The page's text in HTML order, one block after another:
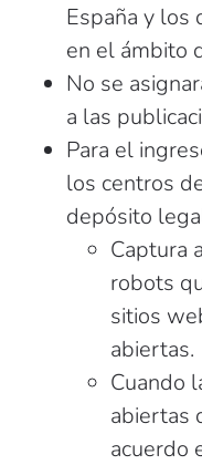
España y los
en el ámbito
No se
a las
Para el
los centros
depósito
Captura
robots
sitios
abiertas.
Cuando
abiertas
acuerdo